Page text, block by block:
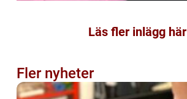
Läs fler inlägg här
Fler nyheter